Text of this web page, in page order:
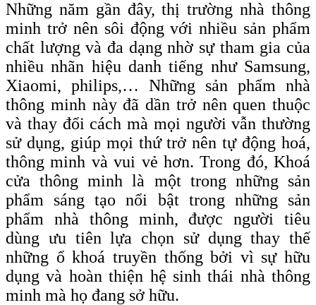
on
Những năm gần đây, thị trường nhà thông
minh trở nên sôi động với nhiều sản phẩm
chất lượng và đa dạng nhờ sự tham gia của
nhiều nhãn hiệu danh tiếng như Samsung,
Xiaomi, philips,… Những sản phẩm nhà
thông minh này đã dần trở nên quen thuộc
và thay đổi cách mà mọi người vẫn thường
sử dụng, giúp mọi thứ trở nên tự động hoá,
thông minh và vui vẻ hơn. Trong đó, Khoá
cửa thông minh là một trong những sản
phẩm sáng tạo nổi bật trong những sản
phẩm nhà thông minh, được người tiêu
dùng ưu tiên lựa chọn sử dụng thay thế
những ổ khoá truyền thống bởi vì sự hữu
dụng và hoàn thiện hệ sinh thái nhà thông
minh mà họ đang sở hữu.